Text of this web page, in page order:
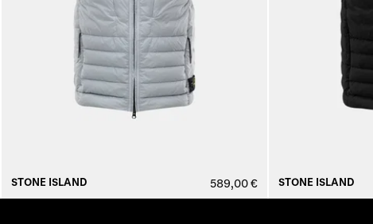
STONE ISLAND 589,00 € STONE ISLAND